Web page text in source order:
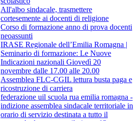
All'albo sindacale, trasmettere
cortesemente ai docenti di religione
Corso di formazione anno di prova docenti
neoassunti
IRASE Regionale dell’Emilia Romagna |
Seminario di formazione: Le Nuove
Indicazioni nazionali Giovedì 20
novembre dalle 17.00 alle 20.00
Assemblea FLC-CGIL lettura busta paga e
ricostruzione di carriera
federazione uil scuola rua emilia romagna -
indizione assemblea sindacale territoriale in
orario di servizio destinata a tutto il